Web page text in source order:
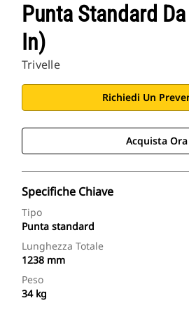
Punta Standard
In)
Trivelle
Richiedi Un
Acquista Ora
Specifiche Chiave
Tipo
Punta standard
Lunghezza Totale
1238 mm
Peso
34 kg